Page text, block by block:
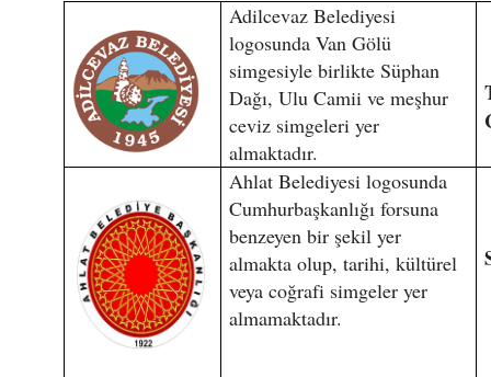
Adilcevaz Belediyesi
logosunda Van Gölü
simgesiyle birlikte Süphan
Dağı, Ulu Camii ve meşhur
ceviz simgeleri yer
almaktadır.
Ahlat Belediyesi logosunda
Cumhurbaşkanlığı forsuna
benzeyen bir şekil yer
almakta olup, tarihi, kültürel
veya coğrafi simgeler yer
almamaktadır.